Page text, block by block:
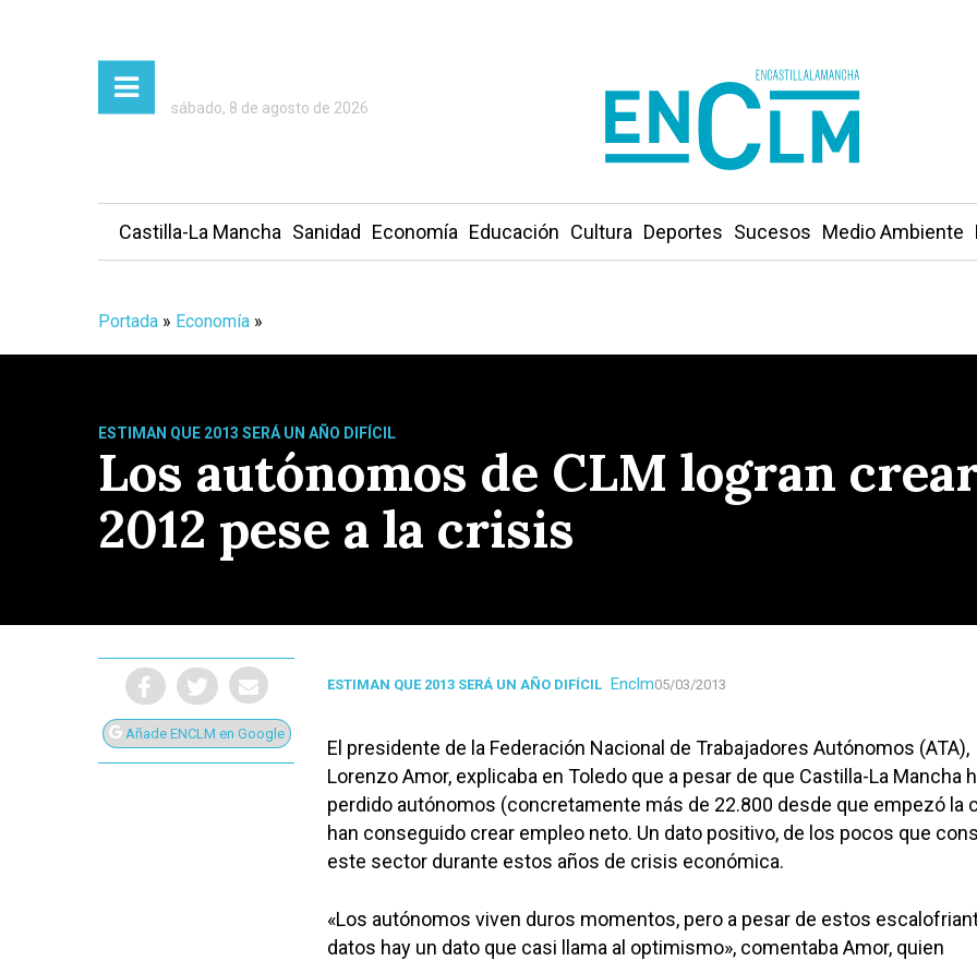
sábado, 8 de agosto de 2026
Castilla-La Mancha Sanidad Economía Educación Cultura Deportes Sucesos Medio Ambiente
Portada » Economía »
ESTIMAN QUE 2013 SERÁ UN AÑO DIFÍCIL
Los autónomos de CLM logran
2012 pese a la crisis
Añade ENCLM en Google
ESTIMAN QUE 2013 SERÁ UN AÑO DIFÍCIL Enclm05/03/2013
El presidente de la Federación Nacional de Trabajadores Autónomos (ATA),
Lorenzo Amor, explicaba en Toledo que a pesar de que Castilla-La Mancha
perdido autónomos (concretamente más de 22.800 desde que empezó la
han conseguido crear empleo neto. Un dato positivo, de los pocos que
este sector durante estos años de crisis económica.
«Los autónomos viven duros momentos, pero a pesar de estos
datos hay un dato que casi llama al optimismo», comentaba Amor, quien